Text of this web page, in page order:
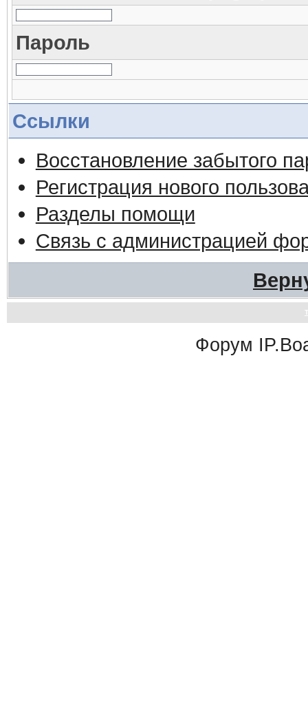
Пароль
Ссылки
Восстановление забытого
Регистрация нового
Разделы помощи
Связь с администрацией
Форум